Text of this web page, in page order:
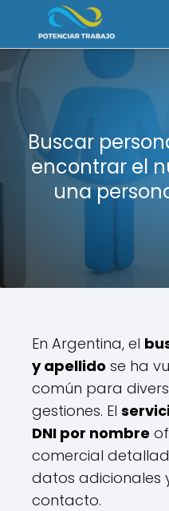
Buscar
encontrar el
una
En Argentina, el
y apellido se ha
común para
gestiones. El
DNI por nombre
comercial
datos adicionales
contacto.